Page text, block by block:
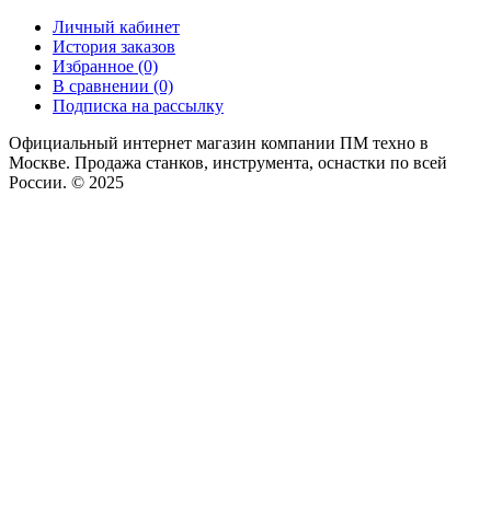
Личный кабинет
История заказов
Избранное (0)
В сравнении (0)
Подписка на рассылку
Официальный интернет магазин компании ПМ техно в
Москве. Продажа станков, инструмента, оснастки по всей
России. © 2025